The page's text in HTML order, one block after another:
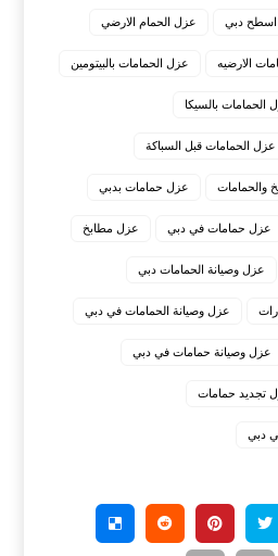
دبي عزل الحمام الارضي
الارضيه عزل الحمامات بالبيتومين
الحمامات بالسيكا
عزل الحمامات قبل السباكة
والحمامات عزل حمامات بدبي
عزل حمامات في دبي عزل مطابخ
عزل وصيانة الحمامات دبي
عزل وصيانة الحمامات في دبي
عزل وصيانة حمامات في دبي
تجديد حمامات
دبي